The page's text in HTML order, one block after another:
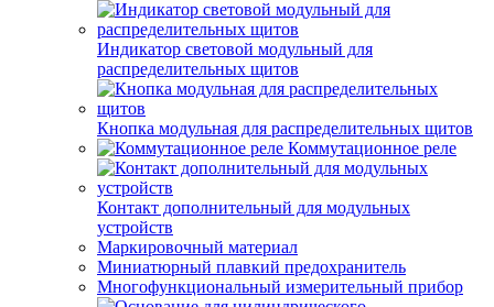
Индикатор световой модульный для
распределительных щитов
Кнопка модульная для распределительных щитов
Коммутационное реле
Контакт дополнительный для модульных
устройств
Маркировочный материал
Миниатюрный плавкий предохранитель
Многофункциональный измерительный прибор